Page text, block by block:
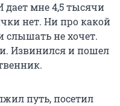
дает мне 4,5 тысячи
нет. Ни про какой
слышать не хочет.
Извинился и пошел
путь, посетил